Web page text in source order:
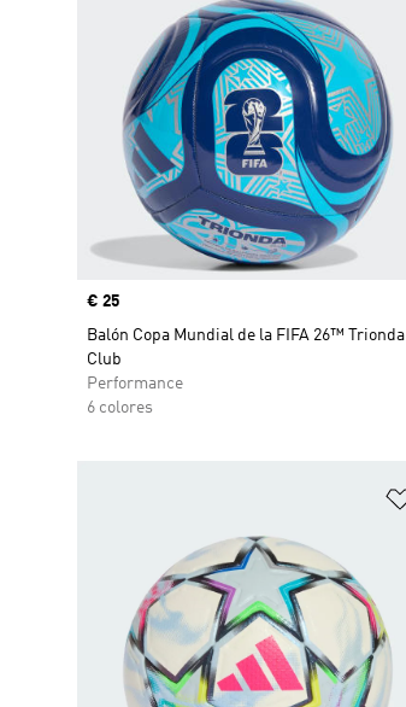
Precio
€ 25
Balón Copa Mundial de la FIFA 26™ Trionda
Club
Performance
6 colores